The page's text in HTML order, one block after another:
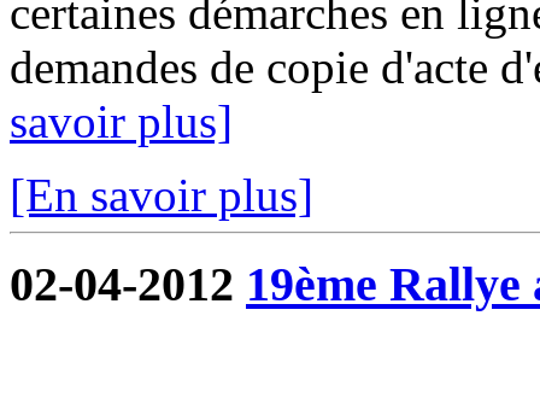
certaines démarches en
demandes de copie d'acte
savoir plus]
[En savoir plus]
02-04-2012 19ème